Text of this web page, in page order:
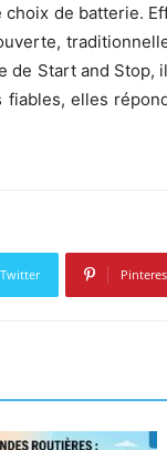
de batterie.
de Start and Stop,
fiables, elles
Twitter